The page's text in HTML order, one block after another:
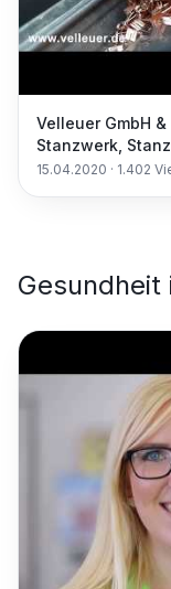
Velleuer GmbH
Stanzwerk,
15.04.2020 · 1.402
Gesundheit